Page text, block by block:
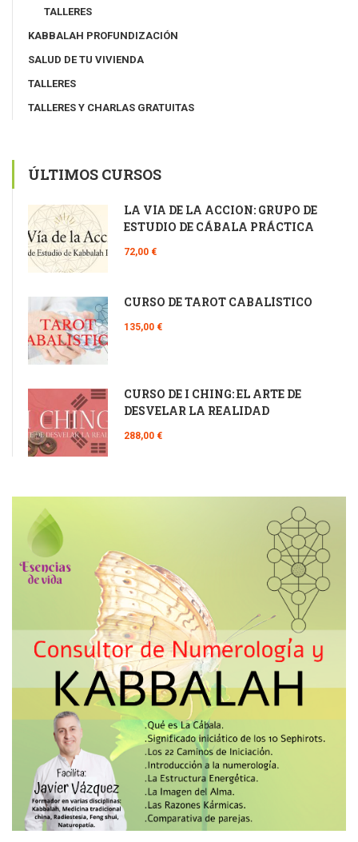
TALLERES
KABBALAH PROFUNDIZACIÓN
SALUD DE TU VIVIENDA
TALLERES
TALLERES Y CHARLAS GRATUITAS
ÚLTIMOS CURSOS
LA VÍA DE LA ACCIÓN: GRUPO DE
ESTUDIO DE CÁBALA PRÁCTICA
72,00 €
CURSO DE TAROT CABALÍSTICO
135,00 €
CURSO DE I CHING: EL ARTE DE
DESVELAR LA REALIDAD
288,00 €